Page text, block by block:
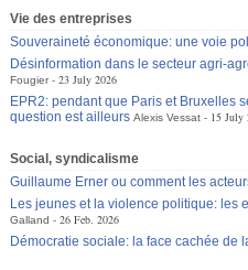
Vie des entreprises
Souveraineté économique: une voie
Désinformation dans le secteur agri-
Fougier
23 July 2026
EPR2: pendant que Paris et Bruxelles
question est ailleurs Alexis Vessat 15 July
Social, syndicalisme
Guillaume Erner ou comment les
Les jeunes et la violence politique: les
Galland
26 Feb. 2026
Démocratie sociale: la face cachée de